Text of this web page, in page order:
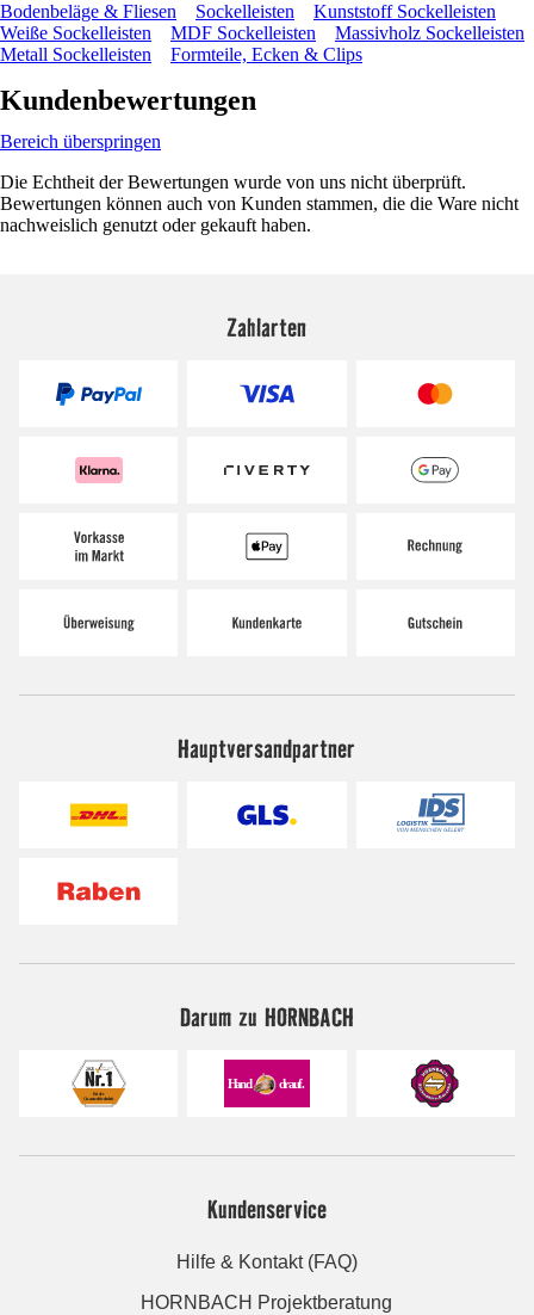
Bodenbeläge & Fliesen
Sockelleisten
Kunststoff Sockelleisten
Weiße Sockelleisten
MDF Sockelleisten
Massivholz Sockelleisten
Metall Sockelleisten
Formteile, Ecken & Clips
Kundenbewertungen
Bereich überspringen
Die Echtheit der Bewertungen wurde von uns nicht überprüft.
Bewertungen können auch von Kunden stammen, die die Ware nicht
nachweislich genutzt oder gekauft haben.
Zahlarten
Hauptversandpartner
Darum zu HORNBACH
Kundenservice
Hilfe & Kontakt (FAQ)
HORNBACH Projektberatung